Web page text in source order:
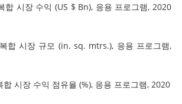
합 시장 수익 (US $ Bn), 응용 프로그램, 2020
합 시장 규모 (in. sq. mtrs.), 응용 프로그램,
시장 수익 점유율 (%), 응용 프로그램, 2020